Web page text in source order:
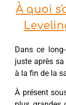
À quoi
Dans ce
juste après
à la fin de la
À présent